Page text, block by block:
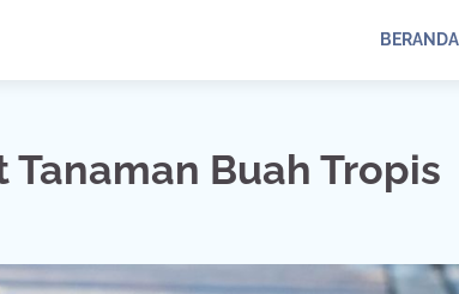
BERANDA
Buah Tropis